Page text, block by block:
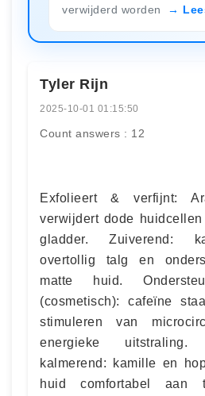
verwijderd worden
Tyler Rijn
2025-10-01 01:15:50
Count answers : 12
Exfolieert & verfijnt:
verwijdert dode
gladder. Zuiverend:
overtollig talg en
matte huid.
(cosmetisch): cafeïne
stimuleren van
energieke
kalmerend: kamille en
huid comfortabel aan